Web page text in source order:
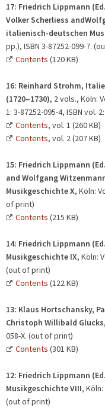
17: Friedrich Lippmann
Volker Scherliess
italienisch-deutschen
pp.), ISBN 3-87252-099-7.
Contents (120 KB)
16: Reinhard Strohm,
(1720–1730), 2 vols., Köln:
1: 3-87252-095-4, ISBN vol.
Contents, vol. 1 (260 KB)
Contents, vol. 2 (207 KB)
15: Friedrich Lippmann
and Wolfgang
Musikgeschichte X, Köln:
of print)
Contents (215 KB)
14: Friedrich Lippmann
Musikgeschichte IX, Köln:
(out of print)
Contents (122 KB)
13: Klaus Hortschansky,
Christoph Willibald Glucks
058-X. (out of print)
Contents (301 KB)
12: Friedrich Lippmann
Musikgeschichte VIII,
(out of print)